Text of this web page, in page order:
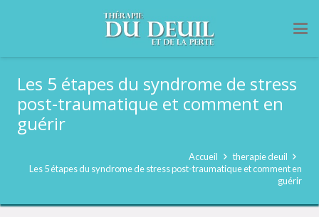
Les 5 étapes du syndrome de stress
post-traumatique et comment en
guérir
Accueil
therapie deuil
Les 5 étapes du syndrome de stress post-traumatique et comment en
guérir